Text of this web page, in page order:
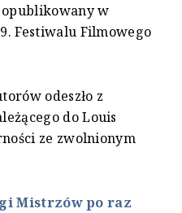
w
Festiwalu Filmowego
odeszło z
do Louis
ze zwolnionym
Mistrzów po raz